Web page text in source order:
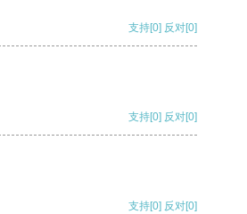
支持[0] 反对[0]
支持[0] 反对[0]
支持[0] 反对[0]